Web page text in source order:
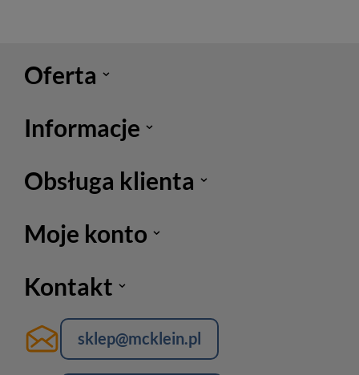
Oferta
Informacje
Obsługa klienta
Moje konto
Kontakt
sklep@mcklein.pl